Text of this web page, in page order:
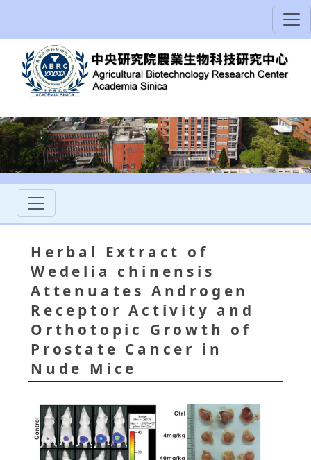
Herbal Extract of
Wedelia chinensis
Attenuates Androgen
Receptor Activity and
Orthotopic Growth of
Prostate Cancer in
Nude Mice